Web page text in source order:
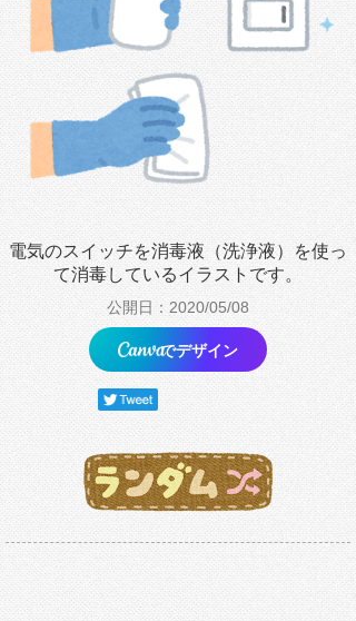
電気のスイッチを消毒液（洗浄液）を使っ
て消毒しているイラストです。
公開日：2020/05/08
でデザイン